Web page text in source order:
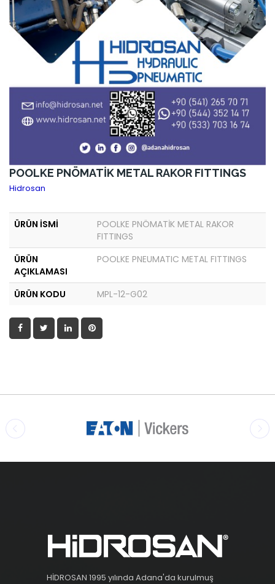
POOLKE PNÖMATİK METAL RAKOR FITTINGS
Hidrosan
ÜRÜN İSMİ
POOLKE PNÖMATİK METAL RAKOR
FITTINGS
ÜRÜN
AÇIKLAMASI
POOLKE PNEUMATIC METAL FITTINGS
ÜRÜN KODU MPL-12-G02
HİDROSAN 1995 yılında Adana'da kurulmuş